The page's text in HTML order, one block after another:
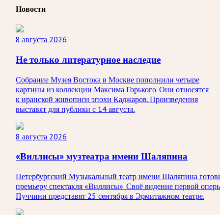
Новости
8 августа 2026
Не только литературное наследие
Собрание Музея Востока в Москве пополнили четыре
картины из коллекции Максима Горького. Они относятся
к иранской живописи эпохи Каджаров. Произведения
выставят для публики с 14 августа.
8 августа 2026
«Виллисы» музтеатра имени Шаляпина
Петербургский Музыкальный театр имени Шаляпина
премьеру спектакля «Виллисы». Своё видение первой
Пуччини представят 25 сентября в Эрмитажном театре.